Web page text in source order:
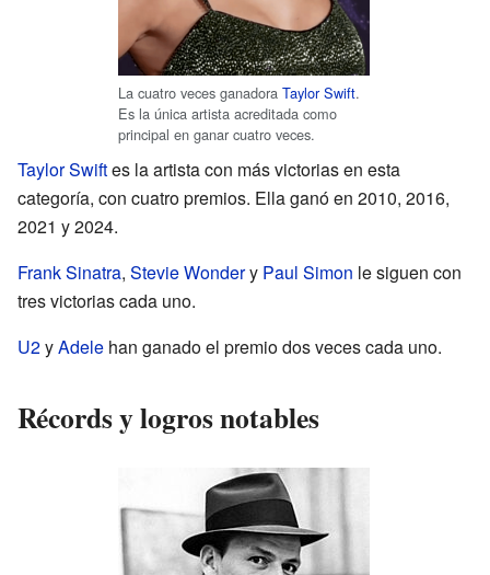
La cuatro veces ganadora Taylor Swift.
Es la única artista acreditada como
principal en ganar cuatro veces.
Taylor Swiftes la artista con más victorias en esta
categoría, con cuatro premios. Ella ganó en 2010, 2016,
2021 y 2024.
Frank Sinatra, Stevie Wondery Paul Simon le siguen con
tres victorias cada uno.
U2yAdele han ganado el premio dos veces cada uno.
Récords y logros notables